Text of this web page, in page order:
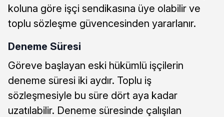
koluna göre işçi sendikasına üye olabilir ve
toplu sözleşme güvencesinden yararlanır.
Deneme Süresi
Göreve başlayan eski hükümlü işçilerin
deneme süresi iki aydır. Toplu iş
sözleşmesiyle bu süre dört aya kadar
uzatılabilir. Deneme süresinde çalışılan